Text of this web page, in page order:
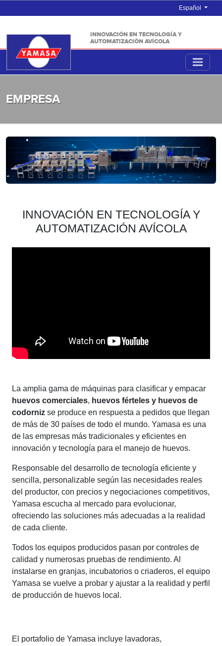
Español
INNOVACIÓN EN TECNOLOGÍA Y
AUTOMATIZACIÓN AVÍCOLA
EMPRESA
INNOVACIÓN EN TECNOLOGÍA Y
AUTOMATIZACIÓN AVÍCOLA
La amplia gama de máquinas para clasificar y empacar
huevos comerciales, huevos férteles y huevos de
codorniz se produce en respuesta a pedidos que llegan
de más de 30 países de todo el mundo. Yamasa es una
de las empresas más tradicionales y eficientes en
innovación y tecnología para el manejo de huevos.
Responsable del desarrollo de tecnología eficiente y
sencilla, personalizable según las necesidades reales
del productor, con precios y negociaciones competitivos,
Yamasa escucha al mercado para evolucionar,
ofreciendo las soluciones más adecuadas a la realidad
de cada cliente.
Todos los equipos producidos pasan por controles de
calidad y numerosas pruebas de rendimiento. Al
instalarse en granjas, incubatorios o criaderos, el equipo
Yamasa se vuelve a probar y ajustar a la realidad y perfil
de producción de huevos local.
El portafolio de Yamasa incluye lavadoras,